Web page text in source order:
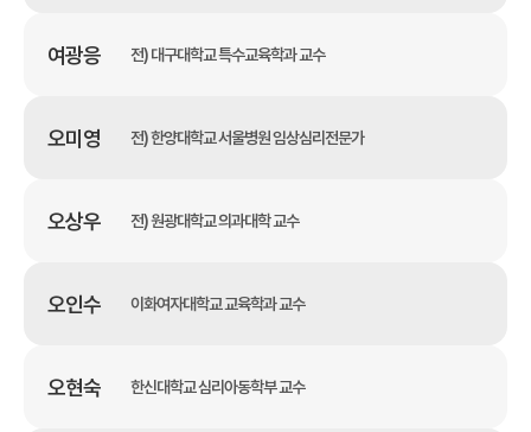
여광응 전) 대구대학교 특수교육학과 교수
오미영 전) 한양대학교 서울병원 임상심리전문가
오상우 전) 원광대학교 의과대학 교수
오인수 이화여자대학교 교육학과 교수
오현숙 한신대학교 심리아동학부 교수